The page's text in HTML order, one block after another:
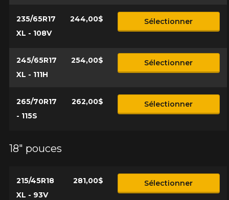
235/65R17
XL - 108V
244,00$ Sélectionner
245/65R17
XL - 111H
254,00$ Sélectionner
265/70R17
- 115S
262,00$ Sélectionner
18" pouces
215/45R18
XL - 93V
281,00$ Sélectionner